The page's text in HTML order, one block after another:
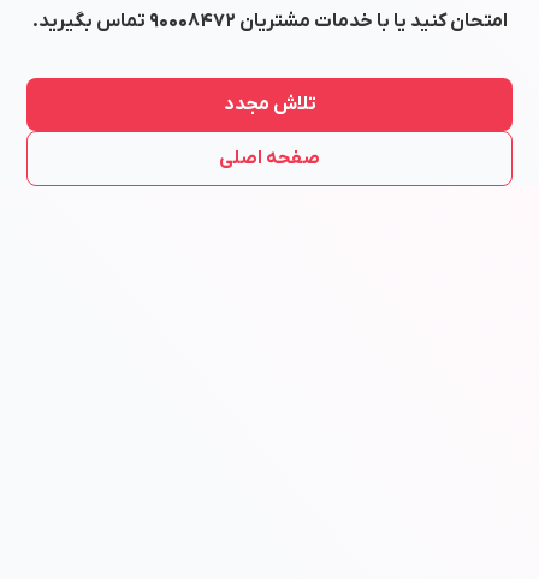
امتحان کنید یا با خدمات مشتریان ۹۰۰۰۸۴۷۲ تماس بگیرید.
تلاش مجدد
صفحه اصلی